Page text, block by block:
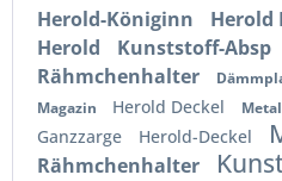
Herold-Königinn Herold
Herold Kunststoff-Absp
Rähmchenhalter
Magazin
Herold Deckel
Ganzzarge Herold-Deckel
Rähmchenhalter